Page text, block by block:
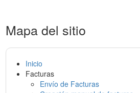
Mapa del sitio
Inicio
Facturas
Envío de Facturas